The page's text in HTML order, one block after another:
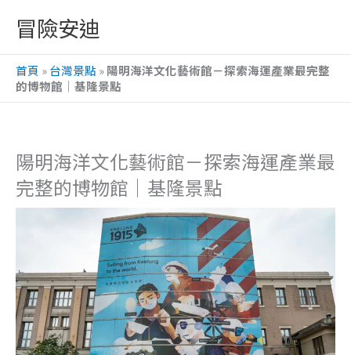
主
冒險安迪
首頁 »台灣景點»陽明海洋文化藝術館－探索海運產業最完整
的博物館｜基隆景點
陽明海洋文化藝術館－探索海運產業最
完整的博物館｜基隆景點